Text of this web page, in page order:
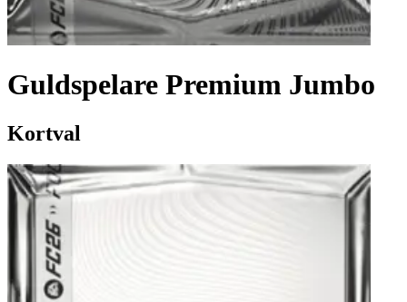
Guldspelare Premium Jumbo
Kortval